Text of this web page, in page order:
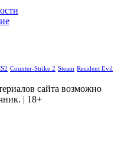
Counter-Strike 2 Steam Resident Evil
сайта возможно
| 18+